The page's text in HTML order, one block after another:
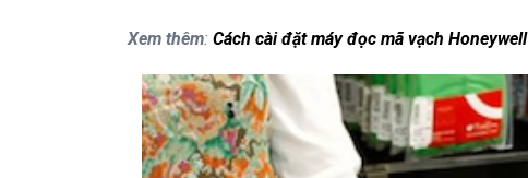
Xem thêm: Cách cài đặt máy đọc mã vạch Honeywell